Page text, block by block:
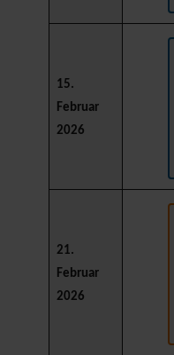
15.
Februar
2026
21.
Februar
2026